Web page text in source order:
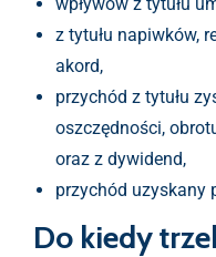
z tytułu napiwków,
akord,
przychód z tytułu
oszczędności,
oraz z dywidend,
przychód uzyskany
Do kiedy